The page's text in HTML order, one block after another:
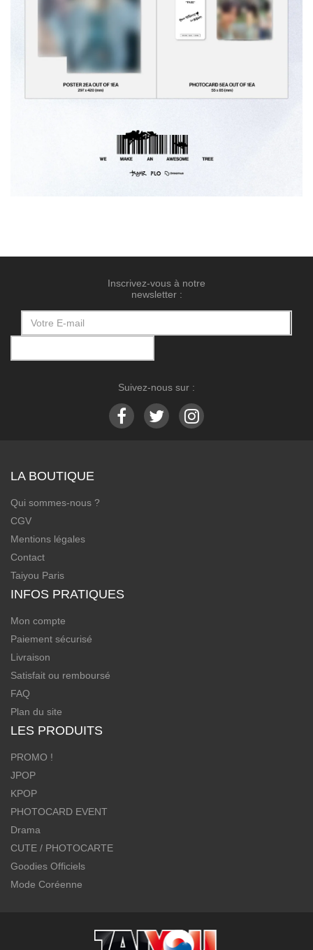
Inscrivez-vous à notre
newsletter :
Suivez-nous sur :
LA BOUTIQUE
Qui sommes-nous ?
CGV
Mentions légales
Contact
Taiyou Paris
INFOS PRATIQUES
Mon compte
Paiement sécurisé
Livraison
Satisfait ou remboursé
FAQ
Plan du site
LES PRODUITS
PROMO !
JPOP
KPOP
PHOTOCARD EVENT
Drama
CUTE / PHOTOCARTE
Goodies Officiels
Mode Coréenne